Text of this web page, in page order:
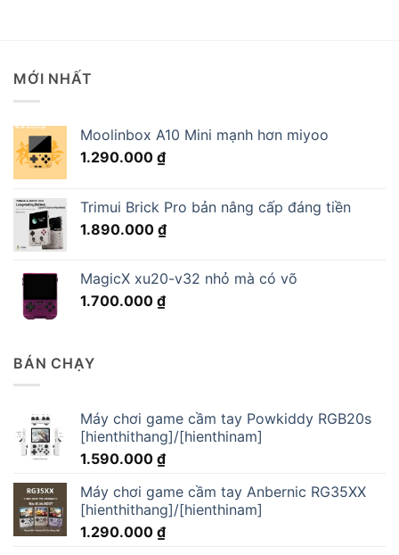
MỚI NHẤT
Moolinbox A10 Mini mạnh hơn miyoo
1.290.000 ₫
Trimui Brick Pro bản nâng cấp đáng tiền
1.890.000 ₫
MagicX xu20-v32 nhỏ mà có võ
1.700.000 ₫
BÁN CHẠY
Máy chơi game cầm tay Powkiddy RGB20s
[hienthithang]/[hienthinam]
1.590.000 ₫
Máy chơi game cầm tay Anbernic RG35XX
[hienthithang]/[hienthinam]
1.290.000 ₫